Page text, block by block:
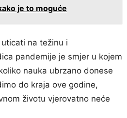
je to moguće
na težinu i
pandemije je smjer u kojem
nauka ubrzano donese
do kraja ove godine,
životu vjerovatno neće